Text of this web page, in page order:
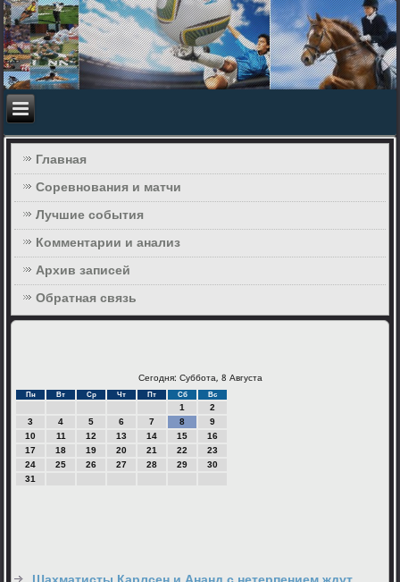
Главная
Соревнования и матчи
Лучшие события
Комментарии и анализ
Архив записей
Обратная связь
Сегодня: Суббота, 8 Августа
Пн Вт Ср Чт Пт Сб Вс
1
2
3
4 5 6 7 8
9
10
11 12 13 14 15
16
17
18 19 20 21 22
23
24
25 26 27 28 29
30
31